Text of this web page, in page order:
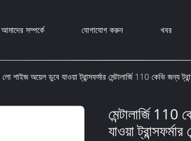
আমাদের সম্পর্কে যোগাযোগ করুন খবর
শাইজ অয়েল ডুবে যাওয়া ট্রান্সফর্মার মেন্টালার্জি 110 কেভি জন্য
মেন্টালার্জি
যাওয়া